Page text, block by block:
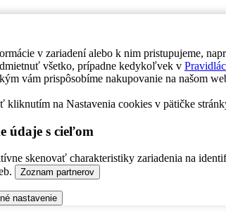
v zariadení alebo k nim pristupujeme,
všetko, prípadne kedykoľvek v
vám prispôsobíme nakupovanie na našom
kliknutím na Nastavenia cookies v pätičke
údaje s cieľom
skenovať charakteristiky zariadenia na
Zoznam partnerov
nastavenie